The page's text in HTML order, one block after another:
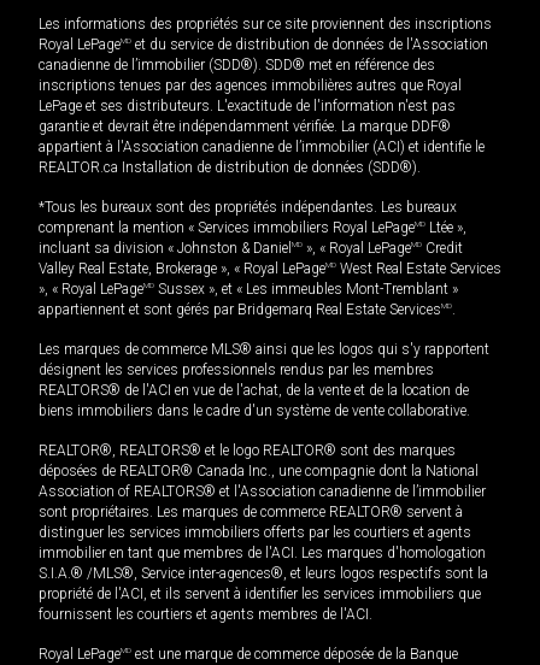
Les informations des propriétés sur ce site proviennent des inscriptions
Royal LePageMD et du service de distribution de données de l'Association
canadienne de l’immobilier (SDD®). SDD® met en référence des
inscriptions tenues par des agences immobilières autres que Royal
LePage et ses distributeurs. L'exactitude de l'information n'est pas
garantie et devrait être indépendamment vérifiée. La marque DDF®
appartient à l'Association canadienne de l’immobilier (ACI) et identifie le
REALTOR.ca Installation de distribution de données (SDD®).
*Tous les bureaux sont des propriétés indépendantes. Les bureaux
comprenant la mention « Services immobiliers Royal LePageMD Ltée »,
incluant sa division « Johnston & Daniel MD », « Royal LePageMD Credit
Valley Real Estate, Brokerage », « Royal LePageMD West Real Estate Services
», « Royal LePageMD Sussex », et « Les immeubles Mont-Tremblant »
appartiennent et sont gérés par Bridgemarq Real Estate ServicesMD.
Les marques de commerce MLS® ainsi que les logos qui s'y rapportent
désignent les services professionnels rendus par les membres
REALTORS® de l'ACI en vue de l'achat, de la vente et de la location de
biens immobiliers dans le cadre d'un système de vente collaborative.
REALTOR®, REALTORS® et le logo REALTOR® sont des marques
déposées de REALTOR® Canada Inc., une compagnie dont la National
Association of REALTORS® et l'Association canadienne de l’immobilier
sont propriétaires. Les marques de commerce REALTOR® servent à
distinguer les services immobiliers offerts par les courtiers et agents
immobilier en tant que membres de l'ACI. Les marques d'homologation
S.I.A.® /MLS®, Service inter-agences®, et leurs logos respectifs sont la
propriété de l'ACI, et ils servent à identifier les services immobiliers que
fournissent les courtiers et agents membres de l'ACI.
Royal LePageMD est une marque de commerce déposée de la Banque